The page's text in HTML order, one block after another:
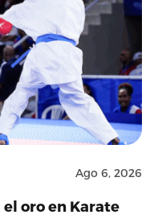
Ago 6, 2026
el oro en Karate